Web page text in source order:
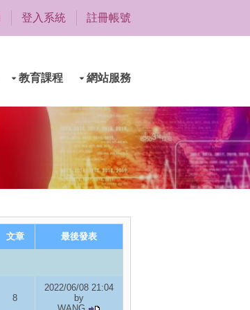
登入系統 註冊帳號
教育課程 網站服務
文章 最後發表
8
2022/06/08 21:04
by